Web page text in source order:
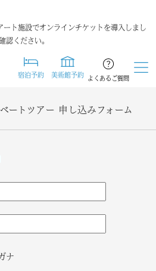
ト施設でオンラインチケットを導入しまし
認ください。
宿泊予約 美術館予約 よくあるご質問
ートツアー 申し込みフォーム
ナ